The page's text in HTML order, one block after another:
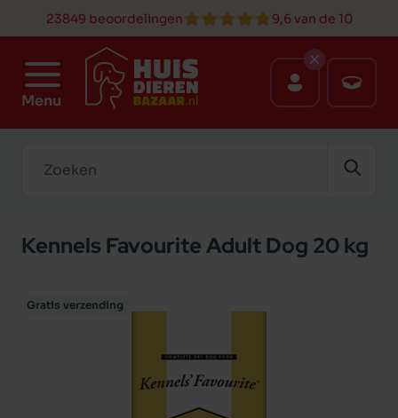
23849 beoordelingen 9,6 van de 10
Menu
Kennels Favourite Adult Dog 20 kg
Gratis verzending